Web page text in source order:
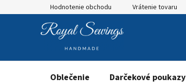
na
Hodnotenie obchodu Vrátenie tovaru
Oblečenie Darčekové poukazy